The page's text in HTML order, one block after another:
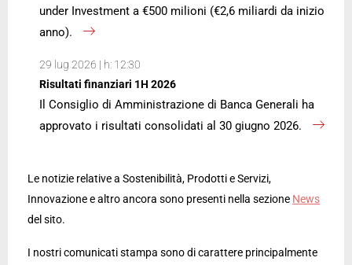
under Investment a €500 milioni (€2,6 miliardi da inizio
anno).
29 lug 2026 | h: 12:30
Risultati finanziari 1H 2026
Il Consiglio di Amministrazione di Banca Generali ha
approvato i risultati consolidati al 30 giugno 2026.
Le notizie relative a Sostenibilità, Prodotti e Servizi,
Innovazione e altro ancora sono presenti nella sezione News
del sito.
I nostri comunicati stampa sono di carattere principalmente